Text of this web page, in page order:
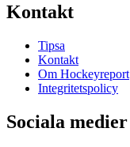
Kontakt
Tipsa
Kontakt
Om Hockeyreport
Integritetspolicy
Sociala medier